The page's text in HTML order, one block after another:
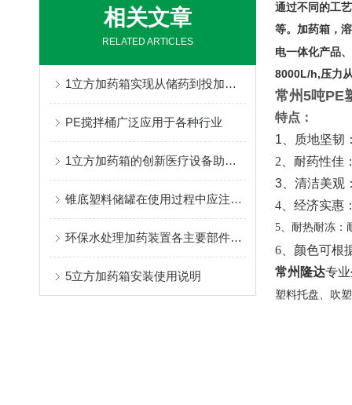
相关文章
RELATED ARTICLES
1立方加药箱实现从储药到投加的一体化作业
PE搅拌桶广泛应用于各种行业
1立方加药箱的创新医疗设备助力药物储存与管理
锥底塑料储罐在使用过程中应注意事项分享
环保水处理加药装置各主要部件的功能特点分享
5立方加药箱安装使用说明
通过不同的工
等。加药箱，
电一体化产品
8000L/h,压力
常州5吨PE
特点：
1、质地坚韧
2、耐药性佳
3、清洁美观
4、经济实惠
5、耐热耐冻：
6、颜色可根
常州隆达专
塑料托盘、吹